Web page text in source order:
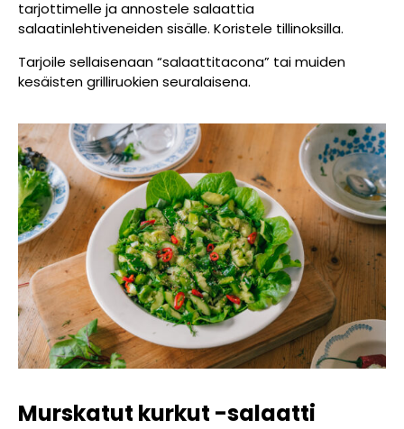
tarjottimelle ja annostele salaattia
salaatinlehtiveneiden sisälle. Koristele tillinoksilla.
Tarjoile sellaisenaan “salaattitacona” tai muiden
kesäisten grilliruokien seuralaisena.
Murskatut kurkut -salaatti